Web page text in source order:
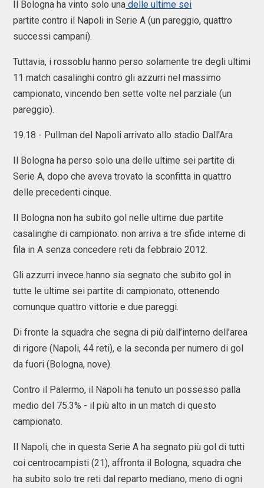
Il Bologna ha vinto solo una delle ultime sei
partite contro il Napoli in Serie A (un pareggio, quattro
successi campani).
Tuttavia, i rossoblu hanno perso solamente tre degli ultimi
11 match casalinghi contro gli azzurri nel massimo
campionato, vincendo ben sette volte nel parziale (un
pareggio).
19.18 - Pullman del Napoli arrivato allo stadio Dall'Ara
Il Bologna ha perso solo una delle ultime sei partite di
Serie A, dopo che aveva trovato la sconfitta in quattro
delle precedenti cinque.
Il Bologna non ha subito gol nelle ultime due partite
casalinghe di campionato: non arriva a tre sfide interne di
fila in A senza concedere reti da febbraio 2012.
Gli azzurri invece hanno sia segnato che subito gol in
tutte le ultime sei partite di campionato, ottenendo
comunque quattro vittorie e due pareggi.
Di fronte la squadra che segna di più dall’interno dell’area
di rigore (Napoli, 44 reti), e la seconda per numero di gol
da fuori (Bologna, nove).
Contro il Palermo, il Napoli ha tenuto un possesso palla
medio del 75.3% - il più alto in un match di questo
campionato.
Il Napoli, che in questa Serie A ha segnato più gol di tutti
coi centrocampisti (21), affronta il Bologna, squadra che
ha subito solo tre reti dal reparto mediano, meno di ogni